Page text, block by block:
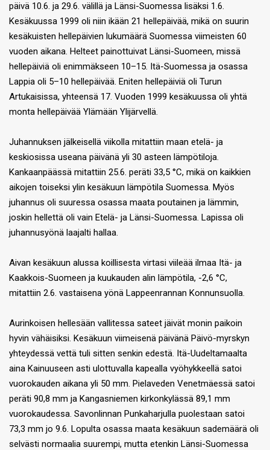
päivä 10.6. ja 29.6. välillä ja Länsi-Suomessa lisäksi 1.6.
Kesäkuussa 1999 oli niin ikään 21 hellepäivää, mikä on suurin
kesäkuisten hellepäivien lukumäärä Suomessa viimeisten 60
vuoden aikana. Helteet painottuivat Länsi-Suomeen, missä
hellepäiviä oli enimmäkseen 10–15. Itä-Suomessa ja osassa
Lappia oli 5–10 hellepäivää. Eniten hellepäiviä oli Turun
Artukaisissa, yhteensä 17. Vuoden 1999 kesäkuussa oli yhtä
monta hellepäivää Ylämään Ylijärvellä.
Juhannuksen jälkeisellä viikolla mitattiin maan etelä- ja
keskiosissa useana päivänä yli 30 asteen lämpötiloja.
Kankaanpäässä mitattiin 25.6. peräti 33,5 °C, mikä on kaikkien
aikojen toiseksi ylin kesäkuun lämpötila Suomessa. Myös
juhannus oli suuressa osassa maata poutainen ja lämmin,
joskin hellettä oli vain Etelä- ja Länsi-Suomessa. Lapissa oli
juhannusyönä laajalti hallaa.
Aivan kesäkuun alussa koillisesta virtasi viileää ilmaa Itä- ja
Kaakkois-Suomeen ja kuukauden alin lämpötila, -2,6 °C,
mitattiin 2.6. vastaisena yönä Lappeenrannan Konnunsuolla.
Aurinkoisen hellesään vallitessa sateet jäivät monin paikoin
hyvin vähäisiksi. Kesäkuun viimeisenä päivänä Päivö-myrskyn
yhteydessä vettä tuli sitten senkin edestä. Itä-Uudeltamaalta
aina Kainuuseen asti ulottuvalla kapealla vyöhykkeellä satoi
vuorokauden aikana yli 50 mm. Pielaveden Venetmäessä satoi
peräti 90,8 mm ja Kangasniemen kirkonkylässä 89,1 mm
vuorokaudessa. Savonlinnan Punkaharjulla puolestaan satoi
73,3 mm jo 9.6. Lopulta osassa maata kesäkuun sademäärä oli
selvästi normaalia suurempi, mutta etenkin Länsi-Suomessa